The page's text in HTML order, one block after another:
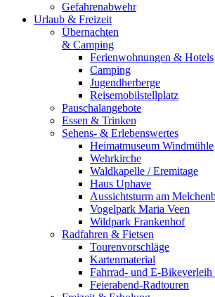
Gefahrenabwehr
Urlaub & Freizeit
Übernachten
& Camping
Ferienwohnungen & Hotels
Camping
Jugendherberge
Reisemobilstellplatz
Pauschalangebote
Essen & Trinken
Sehens- & Erlebenswertes
Heimatmuseum Windmühle
Wehrkirche
Waldkapelle / Eremitage
Haus Uphave
Aussichtsturm am
Vogelpark Maria Veen
Wildpark Frankenhof
Radfahren & Fietsen
Tourenvorschläge
Kartenmaterial
Fahrrad- und E-Bikeverleih
Feierabend-Radtouren